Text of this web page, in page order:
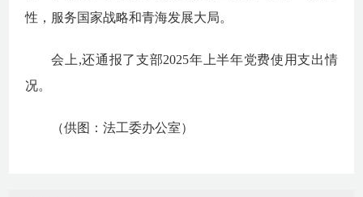
性，服务国家战略和青海发展大局。
会上,还通报了支部2025年上半年党费使用支出情
况。
（供图：法工委办公室）